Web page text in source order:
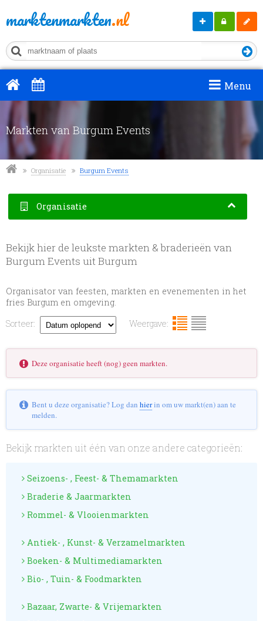
marktenmarkten.nl
Mijn
MM
Markt
aanmelden
Menu
Markten van Burgum Events
Organisatie Burgum Events
Organisatie
Bekijk hier de leukste markten & braderieën van
Burgum Events uit Burgum
Organisator van feesten, markten en evenementen in het
fries Burgum en omgeving.
Sorteer:
Weergave:
Deze organisatie heeft (nog) geen markten.
Bent u deze organisatie? Log dan hierin om uw markt(en) aan te
melden.
Bekijk markten uit één van onze andere categorieën:
Seizoens- , Feest- & Themamarkten
Braderie & Jaarmarkten
Rommel- & Vlooienmarkten
Antiek- , Kunst- & Verzamelmarkten
Boeken- & Multimediamarkten
Bio- , Tuin- & Foodmarkten
Bazaar, Zwarte- & Vrijemarkten